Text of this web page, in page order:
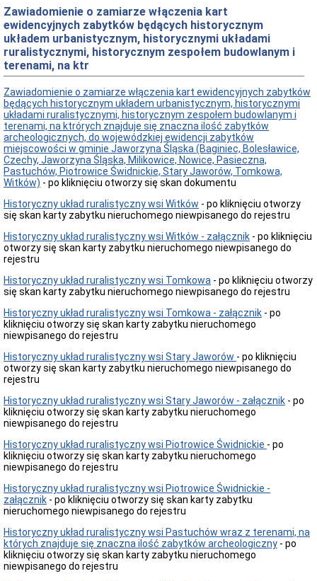
Sprawozdawczość
finansowa
Statystyki
Wojewódzka
Rada
Ochrony
Zabytków
Poradnik
klienta
Jak
załatwić
sprawę
Przyjmowanie
interesantów
Opłaty
skarbowe
Szukam
legalnie
Obwieszczenia,
ogłoszenia
Obwieszczenia
i
zawiadomienia
-
rejestr
zabytków
Obwieszczenia
-
Ewidencja
Zabytków
Zawiadomienia-
Wojewódzka
Ewidencja
Zabytków
Obwieszczenia-
pozwolenia
na
prace
Obwieszczenia-
decyzje
o
warunkach
Zawiadomienie o zamiarze włączenia kart
ewidencyjnych zabytków będących historycznym
układem urbanistycznym, historycznymi układami
ruralistycznymi, historycznym zespołem budowlanym i
terenami, na ktr
Zawiadomienie o zamiarze włączenia kart ewidencyjnych zabytków
będących historycznym układem urbanistycznym, historycznymi
układami ruralistycznymi, historycznym zespołem budowlanym i
terenami, na ktrórych znajduje się znaczna ilość zabytków
archeologicznych, do wojewódzkiej ewidencji zabytków
miejscowości w gminie Jaworzyna Śląska (Baginiec, Bolesławice,
Czechy, Jaworzyna Śląska, Milikowice, Nowice, Pasieczna,
Pastuchów, Piotrowice Świdnickie, Stary Jaworów, Tomkowa,
Witków) - po kliknięciu otworzy się skan dokumentu
Historyczny układ ruralistyczny wsi Witków - po kliknięciu otworzy
się skan karty zabytku nieruchomego niewpisanego do rejestru
Historyczny układ ruralistyczny wsi Witków - załącznik - po kliknięciu
otworzy się skan karty zabytku nieruchomego niewpisanego do
rejestru
Historyczny układ ruralistyczny wsi Tomkowa - po kliknięciu otworzy
się skan karty zabytku nieruchomego niewpisanego do rejestru
Historyczny układ ruralistyczny wsi Tomkowa - załącznik - po
kliknięciu otworzy się skan karty zabytku nieruchomego
niewpisanego do rejestru
Historyczny układ ruralistyczny wsi Stary Jaworów - po kliknięciu
otworzy się skan karty zabytku nieruchomego niewpisanego do
rejestru
Historyczny układ ruralistyczny wsi Stary Jaworów - załącznik - po
kliknięciu otworzy się skan karty zabytku nieruchomego
niewpisanego do rejestru
Historyczny układ ruralistyczny wsi Piotrowice Świdnickie - po
kliknięciu otworzy się skan karty zabytku nieruchomego
niewpisanego do rejestru
Historyczny układ ruralistyczny wsi Piotrowice Świdnickie -
załącznik - po kliknięciu otworzy się skan karty zabytku
nieruchomego niewpisanego do rejestru
Historyczny układ ruralistyczny wsi Pastuchów wraz z terenami, na
których znajduje się znaczna ilość zabytków archeologiczny - po
kliknięciu otworzy się skan karty zabytku nieruchomego
niewpisanego do rejestru